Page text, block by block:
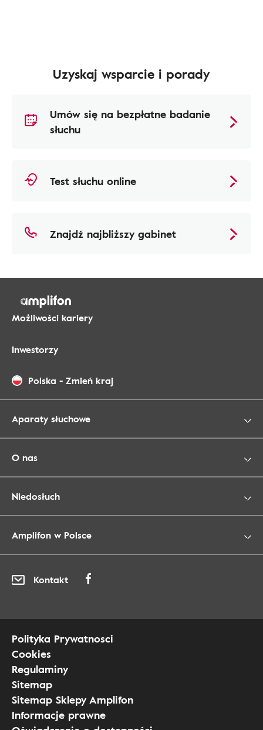
Uzyskaj wsparcie i porady
Umów się na bezpłatne badanie
słuchu
Test słuchu online
Znajdź najbliższy gabinet
Możliwości kariery
Inwestorzy
Polska - Zmień kraj
Aparaty słuchowe
O nas
Niedosłuch
Amplifon w Polsce
Kontakt
Polityka Prywatnosci
Cookies
Regulaminy
Sitemap
Sitemap Sklepy Amplifon
Informacje prawne